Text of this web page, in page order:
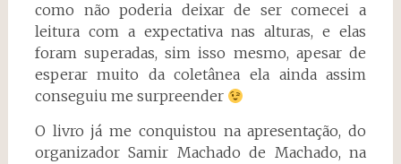
como não poderia deixar de ser comecei a
leitura com a expectativa nas alturas, e elas
foram superadas, sim isso mesmo, apesar de
esperar muito da coletânea ela ainda assim
conseguiu me surpreender
O livro já me conquistou na apresentação, do
organizador Samir Machado de Machado, na